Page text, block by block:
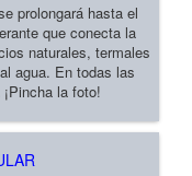
prolongará hasta el
que conecta la
naturales, termales
agua. En todas las
la foto!